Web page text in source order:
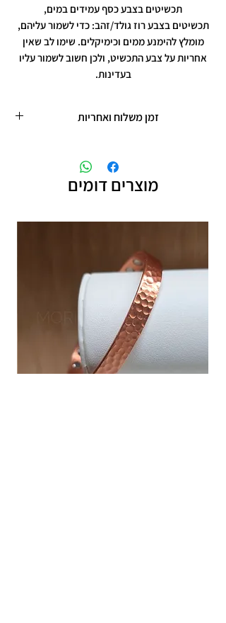
תכשיטים בצבע כסף עמידים במים,
תכשיטים בצבע רוז גולד/זהב: כדי לשמור עליהם,
מומלץ להימנע ממים וכימיקלים. שימו לב שאין
אחריות על צבע התכשיט, ולכן חשוב לשמור עליו
בעדינות.
זמן משלוח ואחריות
תכשיטים בציפוי רוזגולד/זהב ,עיצוב אישי,
חריטות אישיות.
תוספת זמן הכנה של 4 ימי עסקים.
מוצרים דומים